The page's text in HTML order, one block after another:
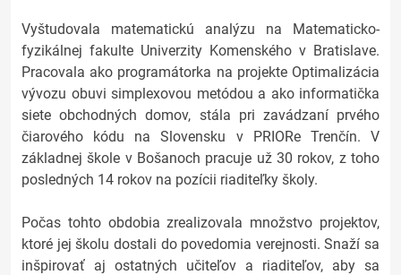
Vyštudovala matematickú analýzu na Matematicko-
fyzikálnej fakulte Univerzity Komenského v Bratislave.
Pracovala ako programátorka na projekte Optimalizácia
vývozu obuvi simplexovou metódou a ako informatička
siete obchodných domov, stála pri zavádzaní prvého
čiarového kódu na Slovensku v PRIORe Trenčín. V
základnej škole v Bošanoch pracuje už 30 rokov, z toho
posledných 14 rokov na pozícii riaditeľky školy.
Počas tohto obdobia zrealizovala množstvo projektov,
ktoré jej školu dostali do povedomia verejnosti. Snaží sa
inšpirovať aj ostatných učiteľov a riaditeľov, aby sa